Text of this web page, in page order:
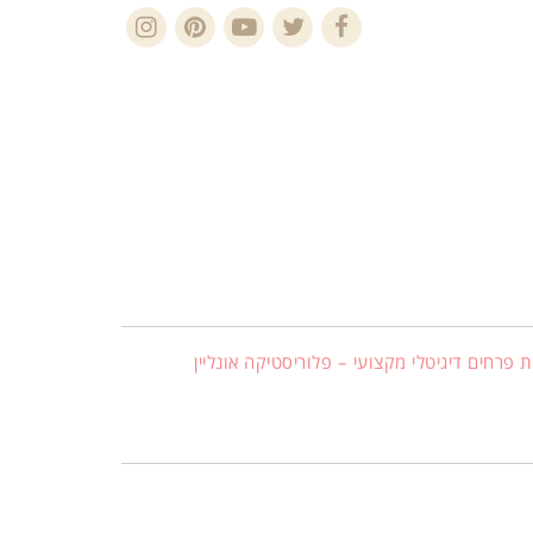
Facebook
Twitter
YouTube
Pinterest
Instagram
פרחים דיגיטלי מקצועי – פלוריסטיקה אונליין